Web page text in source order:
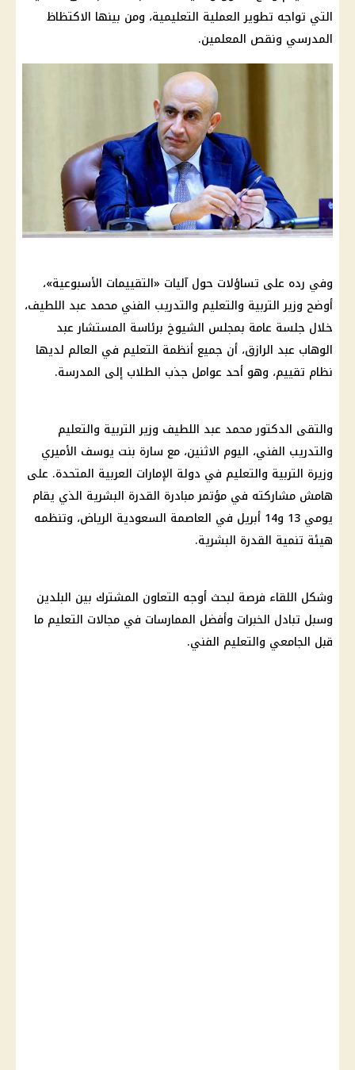
التي تواجه تطوير العملية التعليمية، ومن بينها الاكتظاظ
المدرسي ونقص المعلمين.
وفي رده على تساؤلات حول آليات «التقييمات الأسبوعية»،
أوضح وزير التربية والتعليم والتدريب الفني محمد عبد اللطيف،
خلال جلسة عامة بمجلس الشيوخ برئاسة المستشار عبد
الوهاب عبد الرازق، أن جميع أنظمة التعليم في العالم لديها
نظام تقييم، وهو أحد عوامل جذب الطلاب إلى المدرسة.
والتقى الدكتور محمد عبد اللطيف وزير التربية والتعليم
والتدريب الفني، اليوم الاثنين، مع سارة بنت يوسف الأميري
وزيرة التربية والتعليم في دولة الإمارات العربية المتحدة. على
هامش مشاركته في مؤتمر مبادرة القدرة البشرية الذي يقام
يومي 13 و14 أبريل في العاصمة السعودية الرياض، وتنظمه
هيئة تنمية القدرة البشرية.
وشكل اللقاء فرصة لبحث أوجه التعاون المشترك بين البلدين
وسبل تبادل الخبرات وأفضل الممارسات في مجالات التعليم ما
قبل الجامعي والتعليم الفني.